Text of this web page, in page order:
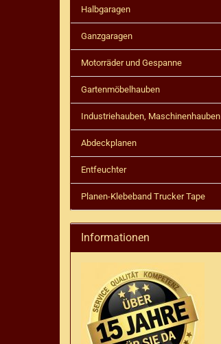
Halbgaragen
Ganzgaragen
Motorräder und Gespanne
Gartenmöbelhauben
Industriehauben, Maschinenhauben
Abdeckplanen
Entfeuchter
Planen-Klebeband Trucker Tape
Informationen